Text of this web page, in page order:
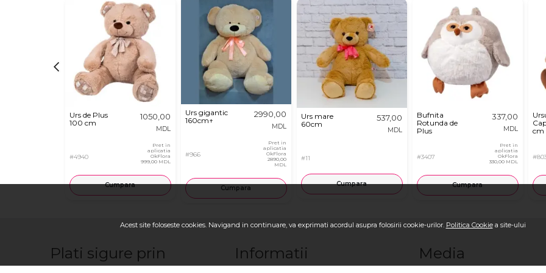
Acest site foloseste cookies. Navigand in continuare, va exprimati acordul asupra folosirii cookie-urilor. Politica Cookiea site-ului
Urs de Plus
100 cm
#4940
1050,00
MDL
Pret in
aplicatia
OkFlora
999,00 MDL
Cumpara
Urs gigantic
160cm↑
#966
2990,00
MDL
Pret in
aplicatia
OkFlora
2890,00
MDL
Cumpara
Urs mare
60cm
#11
537,00
MDL
Cumpara
Bufnita
Rotunda de
Plus
#3407
337,00
MDL
Pret in
aplicatia
OkFlora
330,00 MDL
Cumpara
cm
Plati sigure prin Informatii Media